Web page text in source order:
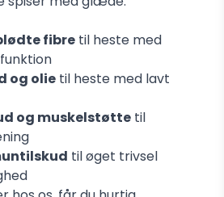
fibre til heste med
og olie til heste med lavt
og muskelstøtte til
til øget trivsel